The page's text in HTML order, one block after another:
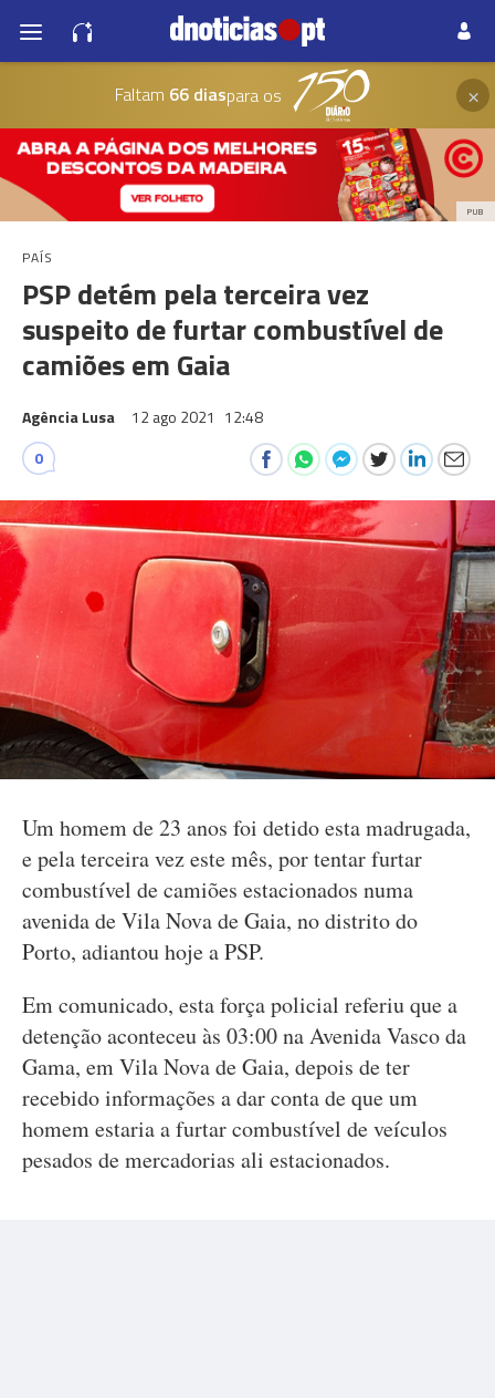
Faltam 66 diaspara os ×
PUB
PAÍS
PSP detém pela terceira vez
suspeito de furtar combustível de
camiões em Gaia
Agência Lusa 12 ago 2021 12:48
0
Um homem de 23 anos foi detido esta madrugada,
e pela terceira vez este mês, por tentar furtar
combustível de camiões estacionados numa
avenida de Vila Nova de Gaia, no distrito do
Porto, adiantou hoje a PSP.
Em comunicado, esta força policial referiu que a
detenção aconteceu às 03:00 na Avenida Vasco da
Gama, em Vila Nova de Gaia, depois de ter
recebido informações a dar conta de que um
homem estaria a furtar combustível de veículos
pesados de mercadorias ali estacionados.